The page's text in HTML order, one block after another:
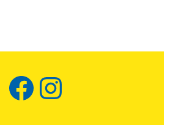
Facebook
Instagram